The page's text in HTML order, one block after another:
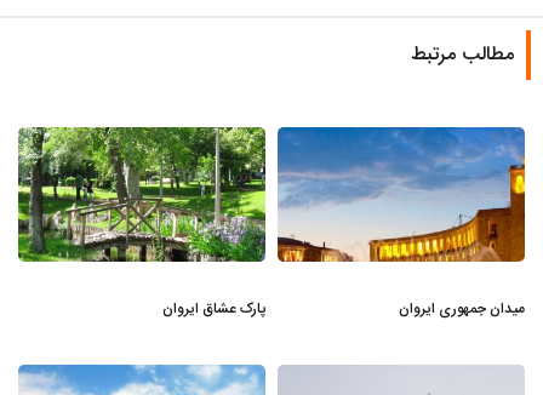
مطالب مرتبط
میدان جمهوری ایروان پارک عشاق ایروان